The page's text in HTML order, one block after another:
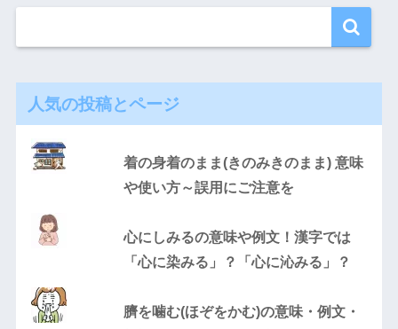
人気の投稿とページ
着の身着のまま(きのみきのまま) 意味
や使い方～誤用にご注意を
心にしみるの意味や例文！漢字では
「心に染みる」？「心に沁みる」？
臍を噛む(ほぞをかむ)の意味・例文・